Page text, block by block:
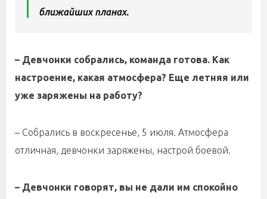
ближайших планах.
– Девчонки собрались, команда готова. Как
настроение, какая атмосфера? Еще летняя или
уже заряжены на работу?
– Собрались в воскресенье, 5 июля. Атмосфера
отличная, девчонки заряжены, настрой боевой.
– Девчонки говорят, вы не дали им спокойно